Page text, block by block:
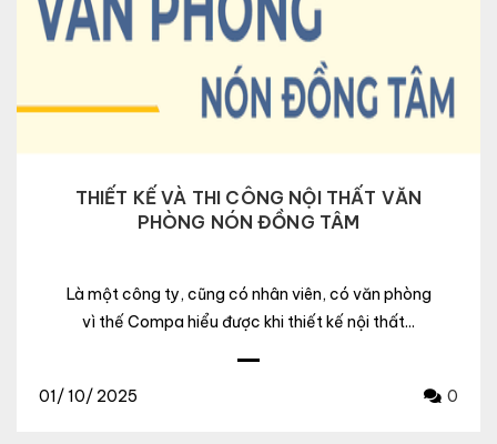
THIẾT KẾ VÀ THI CÔNG NỘI THẤT VĂN
PHÒNG NÓN ĐỒNG TÂM
Là một công ty, cũng có nhân viên, có văn phòng
vì thế Compa hiểu được khi thiết kế nội thất...
01/10/ 2025 0